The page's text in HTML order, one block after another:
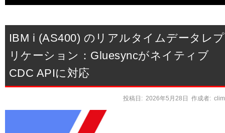
IBM i (AS400) のリアルタイムデータレプ
リケーション：Gluesyncがネイティブ
CDC APIに対応
投稿日: 2026年5月28日 作成者: